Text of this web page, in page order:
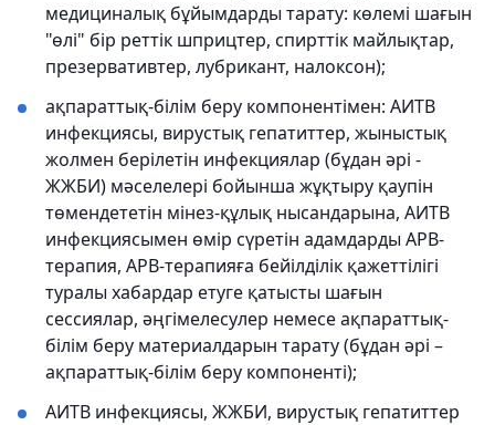
медициналық бұйымдарды тарату: көлемі шағын
"өлі" бір реттік шприцтер, спирттік майлықтар,
презервативтер, лубрикант, налоксон);
ақпараттық-білім беру компонентімен: АИТВ
инфекциясы, вирустық гепатиттер, жыныстық
жолмен берілетін инфекциялар (бұдан әрі -
ЖЖБИ) мәселелері бойынша жұқтыру қаупін
төмендететін мінез-құлық нысандарына, АИТВ
инфекциясымен өмір сүретін адамдарды АРВ-
терапия, АРВ-терапияға бейілділік қажеттілігі
туралы хабардар етуге қатысты шағын
сессиялар, әңгімелесулер немесе ақпараттық-
білім беру материалдарын тарату (бұдан әрі –
ақпараттық-білім беру компоненті);
АИТВ инфекциясы, ЖЖБИ, вирустық гепатиттер